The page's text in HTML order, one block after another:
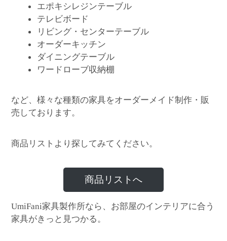
エポキシレジンテーブル
テレビボード
リビング・センターテーブル
オーダーキッチン
ダイニングテーブル
ワードローブ収納棚
など、様々な種類の家具をオーダーメイド制作・販
売しております。
商品リストより探してみてください。
商品リストへ
UmiFani家具製作所なら、お部屋のインテリアに合う
家具がきっと見つかる。